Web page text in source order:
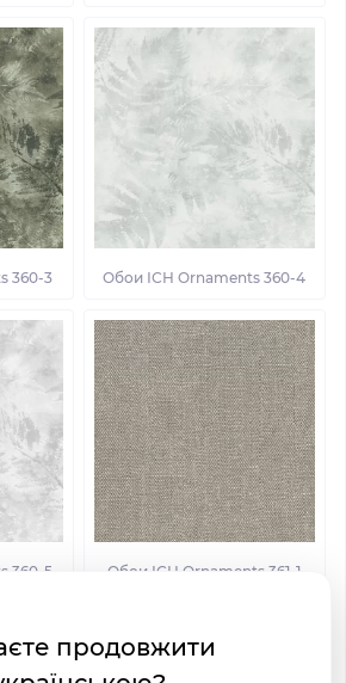
360-3 Обои ІСН Ornaments 360-4
360-5 Обои ІСН Ornaments 361-1
продовжити